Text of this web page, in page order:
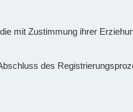
mit Zustimmung ihrer
des